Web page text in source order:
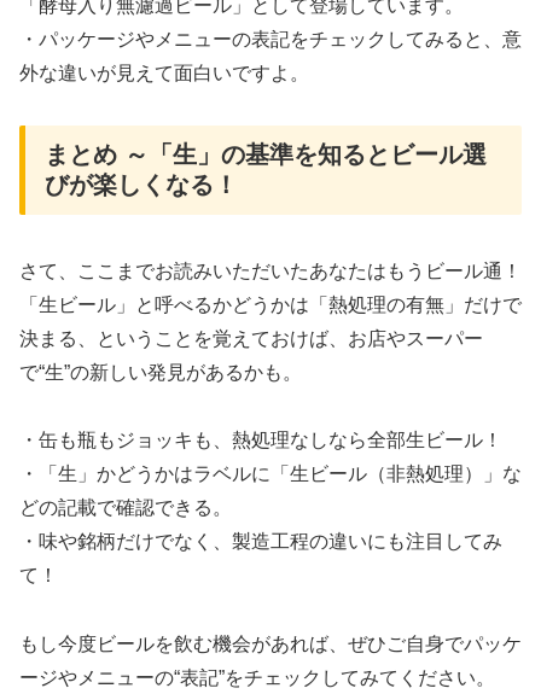
「酵母入り無濾過ビール」として登場しています。
・パッケージやメニューの表記をチェックしてみると、意
外な違いが見えて面白いですよ。
まとめ ～「生」の基準を知るとビール選
びが楽しくなる！
さて、ここまでお読みいただいたあなたはもうビール通！
「生ビール」と呼べるかどうかは「熱処理の有無」だけで
決まる、ということを覚えておけば、お店やスーパー
で“生”の新しい発見があるかも。
・缶も瓶もジョッキも、熱処理なしなら全部生ビール！
・「生」かどうかはラベルに「生ビール（非熱処理）」な
どの記載で確認できる。
・味や銘柄だけでなく、製造工程の違いにも注目してみ
て！
もし今度ビールを飲む機会があれば、ぜひご自身でパッケ
ージやメニューの“表記”をチェックしてみてください。